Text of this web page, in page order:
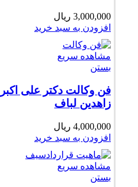
3,000,000 ریال
افزودن به سبد خرید
مشاهده سریع
بستن
فن وکالت دکتر علی
زاهدین لباف
4,000,000 ریال
افزودن به سبد خرید
مشاهده سریع
بستن